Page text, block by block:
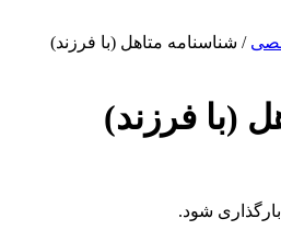
/ شناسنامه متاهل (با فرزند)
(با فرزند)
شود.